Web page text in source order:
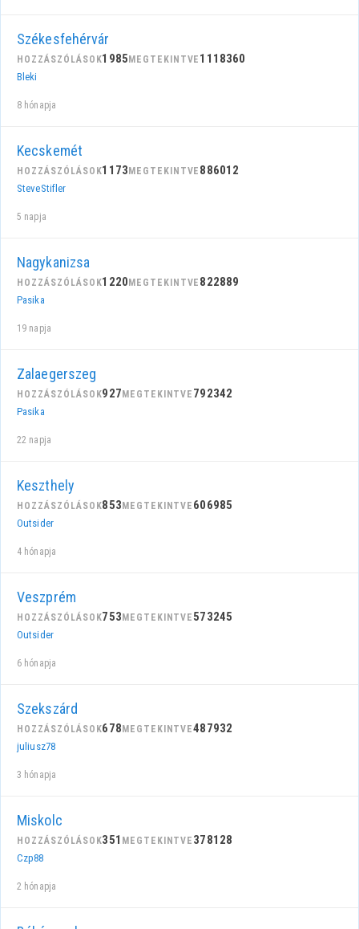
Székesfehérvár
HOZZÁSZÓLÁSOK1985 MEGTEKINTVE 1118360
Bleki
8 hónapja
Kecskemét
HOZZÁSZÓLÁSOK1173 MEGTEKINTVE 886012
SteveStifler
5 napja
Nagykanizsa
HOZZÁSZÓLÁSOK1220 MEGTEKINTVE 822889
Pasika
19 napja
Zalaegerszeg
HOZZÁSZÓLÁSOK927 MEGTEKINTVE 792342
Pasika
22 napja
Keszthely
HOZZÁSZÓLÁSOK853 MEGTEKINTVE 606985
Outsider
4 hónapja
Veszprém
HOZZÁSZÓLÁSOK753 MEGTEKINTVE 573245
Outsider
6 hónapja
Szekszárd
HOZZÁSZÓLÁSOK678 MEGTEKINTVE487932
juliusz78
3 hónapja
Miskolc
HOZZÁSZÓLÁSOK351 MEGTEKINTVE 378128
Czp88
2 hónapja